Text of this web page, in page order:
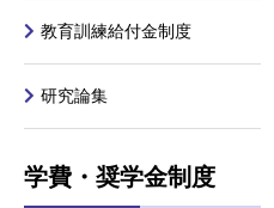
教育訓練給付金制度
研究論集
学費・奨学金制度